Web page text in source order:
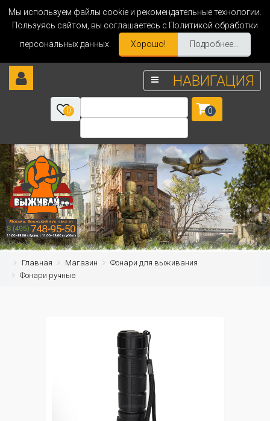
Мы используем файлы cookie и рекомендательные технологии.
Пользуясь сайтом, вы соглашаетесь с Политикой обработки
персональных данных.
Хорошо! Подробнее...
НАВИГАЦИЯ
0 0
Главная Магазин
Фонари для выживания
Фонари ручные